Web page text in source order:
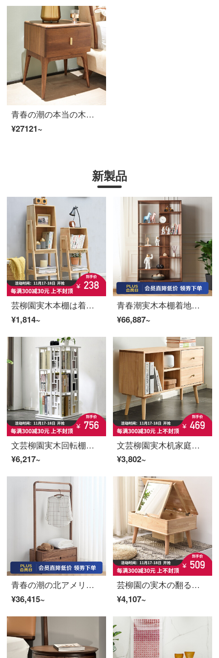
青春の潮の本当の木の寝床の頭の戸棚の北アメリカの暗いクルミの木の簡単な予約の寝床の別荘の寝室の軽奢な単独の引き出しの寝具の47*42*55 cm
¥27121~
新製品
芸柳園実木本棚は着地が簡単で、現代客間棚は家庭用の戸棚棚の上の多層収納棚の二階の低い辺の戸棚【原木色】
¥1,814~
青春潮実木本棚着地置物棚北欧客間書棚北米黒胡桃木展示棚単一書架（88*35*181）
¥66,887~
文芸柳園実木回転棚家庭用360度の書棚簡単に床につく書棚絵本棚客間に移動可能な置物棚新中国式三階白
¥6,217~
文芸柳園実木机家庭用机棚一体学習机書斎シンプルデスクデスクパソコンデスク原木色書棚
¥3,802~
青春の潮の北アメリカの黒胡桃の木の服の帽子は寝室の木を支えて着地してハンガーを掛けます。北欧の木のハンガーFASの黒胡桃
¥36,415~
芸柳園の実木の翻る窓の化粧台の寝室の小さい戸型のミニ化粧机北欧の簡単な畳は化粧台の原木の色をかぶせます
¥4,107~